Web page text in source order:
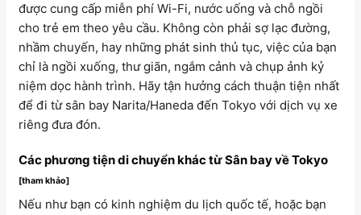
được cung cấp miễn phí Wi-Fi, nước uống và chỗ ngồi
cho trẻ em theo yêu cầu. Không còn phải sợ lạc đường,
nhầm chuyến, hay những phát sinh thủ tục, việc của bạn
chỉ là ngồi xuống, thư giãn, ngắm cảnh và chụp ảnh kỷ
niệm dọc hành trình. Hãy tận hưởng cách thuận tiện nhất
để đi từ sân bay Narita/Haneda đến Tokyo với dịch vụ xe
riêng đưa đón.
Các phương tiện di chuyển khác từ Sân bay về Tokyo
[tham khảo]
Nếu như bạn có kinh nghiệm du lịch quốc tế, hoặc bạn